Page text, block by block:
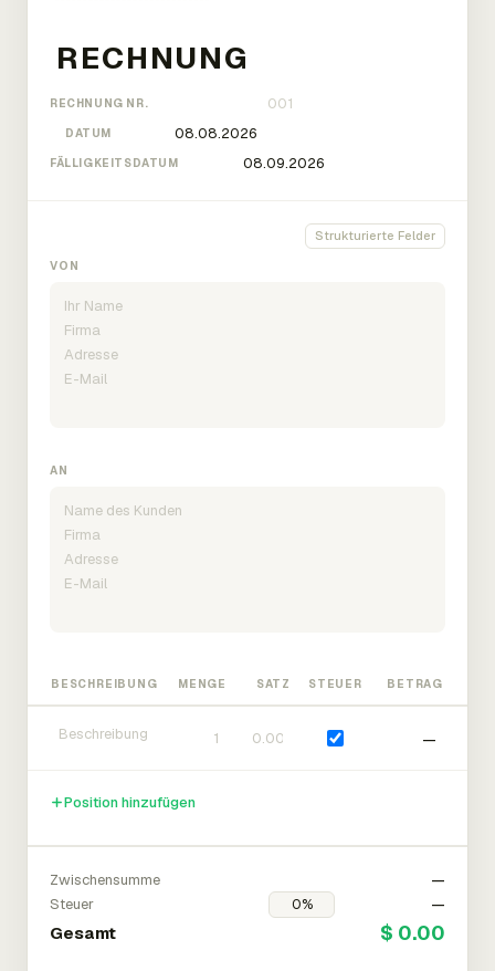
RECHNUNG NR.
DATUM
FÄLLIGKEITSDATUM
Strukturierte Felder
VON
AN
BESCHREIBUNG MENGE SATZ STEUER BETRAG
—
Position hinzufügen
Zwischensumme
—
Steuer
—
Gesamt $ 0.00